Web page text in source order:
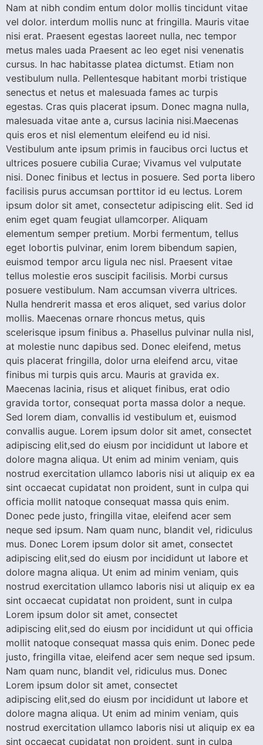
Nam at nibh condim entum dolor mollis tincidunt vitae
vel dolor. interdum mollis nunc at fringilla. Mauris vitae
nisi erat. Praesent egestas laoreet nulla, nec tempor
metus males uada Praesent ac leo eget nisi venenatis
cursus. In hac habitasse platea dictumst. Etiam non
vestibulum nulla. Pellentesque habitant morbi tristique
senectus et netus et malesuada fames ac turpis
egestas. Cras quis placerat ipsum. Donec magna nulla,
malesuada vitae ante a, cursus lacinia nisi.Maecenas
quis eros et nisl elementum eleifend eu id nisi.
Vestibulum ante ipsum primis in faucibus orci luctus et
ultrices posuere cubilia Curae; Vivamus vel vulputate
nisi. Donec finibus et lectus in posuere. Sed porta libero
facilisis purus accumsan porttitor id eu lectus. Lorem
ipsum dolor sit amet, consectetur adipiscing elit. Sed id
enim eget quam feugiat ullamcorper. Aliquam
elementum semper pretium. Morbi fermentum, tellus
eget lobortis pulvinar, enim lorem bibendum sapien,
euismod tempor arcu ligula nec nisl. Praesent vitae
tellus molestie eros suscipit facilisis. Morbi cursus
posuere vestibulum. Nam accumsan viverra ultrices.
Nulla hendrerit massa et eros aliquet, sed varius dolor
mollis. Maecenas ornare rhoncus metus, quis
scelerisque ipsum finibus a. Phasellus pulvinar nulla nisl,
at molestie nunc dapibus sed. Donec eleifend, metus
quis placerat fringilla, dolor urna eleifend arcu, vitae
finibus mi turpis quis arcu. Mauris at gravida ex.
Maecenas lacinia, risus et aliquet finibus, erat odio
gravida tortor, consequat porta massa dolor a neque.
Sed lorem diam, convallis id vestibulum et, euismod
convallis augue. Lorem ipsum dolor sit amet, consectet
adipiscing elit,sed do eiusm por incididunt ut labore et
dolore magna aliqua. Ut enim ad minim veniam, quis
nostrud exercitation ullamco laboris nisi ut aliquip ex ea
sint occaecat cupidatat non proident, sunt in culpa qui
officia mollit natoque consequat massa quis enim.
Donec pede justo, fringilla vitae, eleifend acer sem
neque sed ipsum. Nam quam nunc, blandit vel, ridiculus
mus. Donec Lorem ipsum dolor sit amet, consectet
adipiscing elit,sed do eiusm por incididunt ut labore et
dolore magna aliqua. Ut enim ad minim veniam, quis
nostrud exercitation ullamco laboris nisi ut aliquip ex ea
sint occaecat cupidatat non proident, sunt in culpa
Lorem ipsum dolor sit amet, consectet
adipiscing elit,sed do eiusm por incididunt ut qui officia
mollit natoque consequat massa quis enim. Donec pede
justo, fringilla vitae, eleifend acer sem neque sed ipsum.
Nam quam nunc, blandit vel, ridiculus mus. Donec
Lorem ipsum dolor sit amet, consectet
adipiscing elit,sed do eiusm por incididunt ut labore et
dolore magna aliqua. Ut enim ad minim veniam, quis
nostrud exercitation ullamco laboris nisi ut aliquip ex ea
sint occaecat cupidatat non proident, sunt in culpa